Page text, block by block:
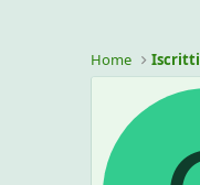
Home Iscritti